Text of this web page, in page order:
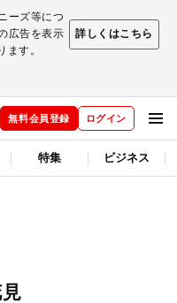
ーズ等につ
広告を表示
す。
詳しくはこちら
無料会員登録 ログイン
特集 ビジネス